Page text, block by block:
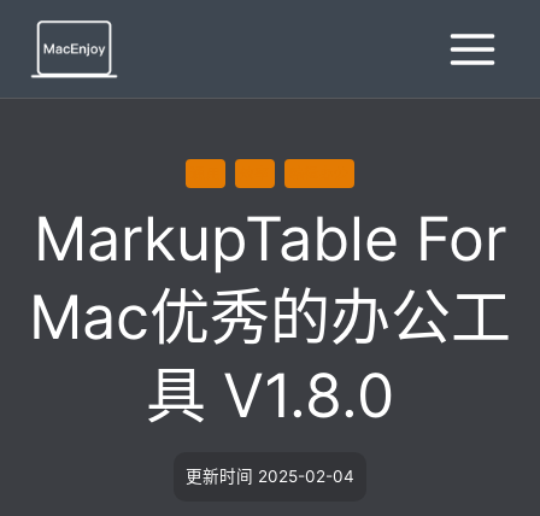
MarkupTable For
Mac优秀的办公工
具 V1.8.0
更新时间 2025-02-04